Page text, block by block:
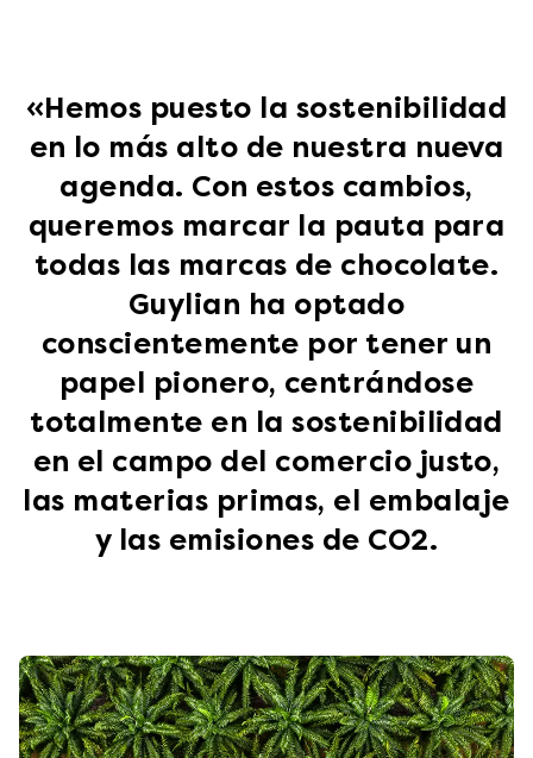
«Hemos puesto la sostenibilidad
en lo más alto de nuestra nueva
agenda. Con estos cambios,
queremos marcar la pauta para
todas las marcas de chocolate.
Guylian ha optado
conscientemente por tener un
papel pionero, centrándose
totalmente en la sostenibilidad
en el campo del comercio justo,
las materias primas, el embalaje
y las emisiones de CO2.